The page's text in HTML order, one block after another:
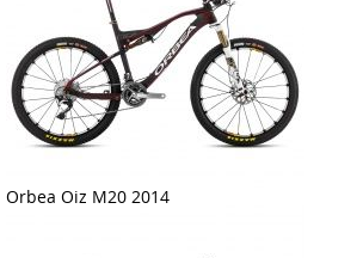
Orbea Oiz M20 2014